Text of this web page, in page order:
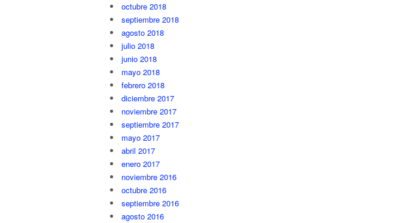
octubre 2018
septiembre 2018
agosto 2018
julio 2018
junio 2018
mayo 2018
febrero 2018
diciembre 2017
noviembre 2017
septiembre 2017
mayo 2017
abril 2017
enero 2017
noviembre 2016
octubre 2016
septiembre 2016
agosto 2016